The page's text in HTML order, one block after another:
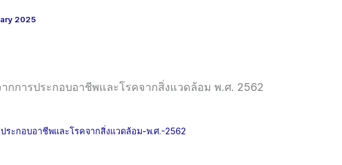
2025
การประกอบอาชีพและโรคจากสิ่งแวดล้อม พ.ศ. 2562
ะกอบอาชีพและโรคจากสิ่งแวดล้อม-พ.ศ.-2562